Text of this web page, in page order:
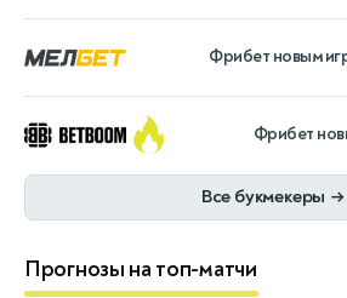
Фрибет новым
Фрибет
Все букмекеры →
Прогнозы на топ-матчи